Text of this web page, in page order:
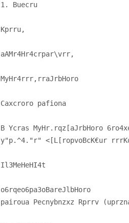
1. Buecru
Kprru,
aAMr4Hr4crpar\vrr,
MyHr4rrr,rraJrbHoro
Caxcroro pafiona
B Ycras MyHr.rqz[aJrbHoro
y"p.^4."r" <[L[ropvoBcK€ur
Il3MeHeHI4t
o6rqeo6pa3oBareJlbHoro
pairoua Pecnybnzxz Rprrv